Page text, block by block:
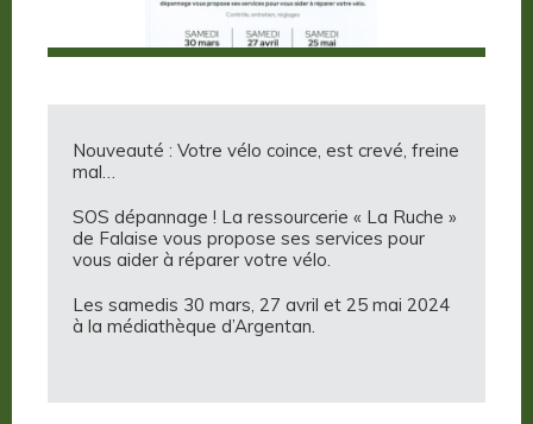
Nouveauté : Votre vélo coince, est crevé, freine
mal…
SOS dépannage ! La ressourcerie « La Ruche »
de Falaise vous propose ses services pour
vous aider à réparer votre vélo.
Les samedis 30 mars, 27 avril et 25 mai 2024
à la médiathèque d’Argentan.